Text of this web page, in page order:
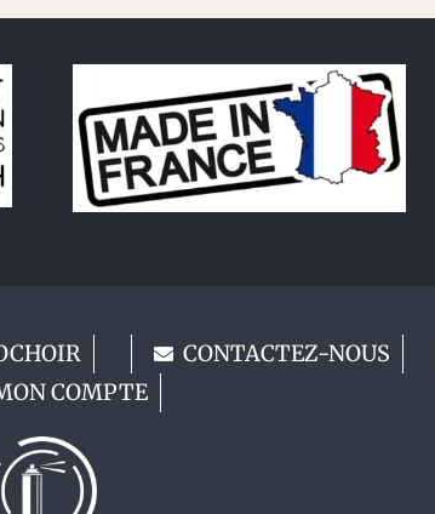
CONTACTEZ-NOUS
COMPTE